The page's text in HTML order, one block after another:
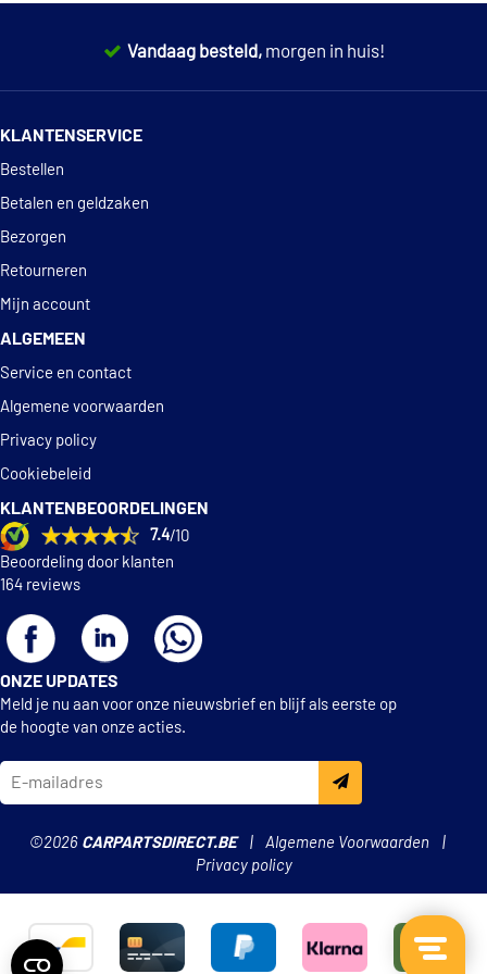
Nipparts N2821062
Spidan 20099
URW MS11790
Vandaag besteld, morgen in huis!
KLANTENSERVICE
Bestellen
Betalen en geldzaken
Bezorgen
Retourneren
Mijn account
ALGEMEEN
Service en contact
Algemene voorwaarden
Privacy policy
Cookiebeleid
KLANTENBEOORDELINGEN
7.4/10
Beoordeling door klanten
164 reviews
ONZE UPDATES
Meld je nu aan voor onze nieuwsbrief en blijf als eerste op
de hoogte van onze acties.
©2026 CARPARTSDIRECT.BE
Algemene Voorwaarden
Privacy policy